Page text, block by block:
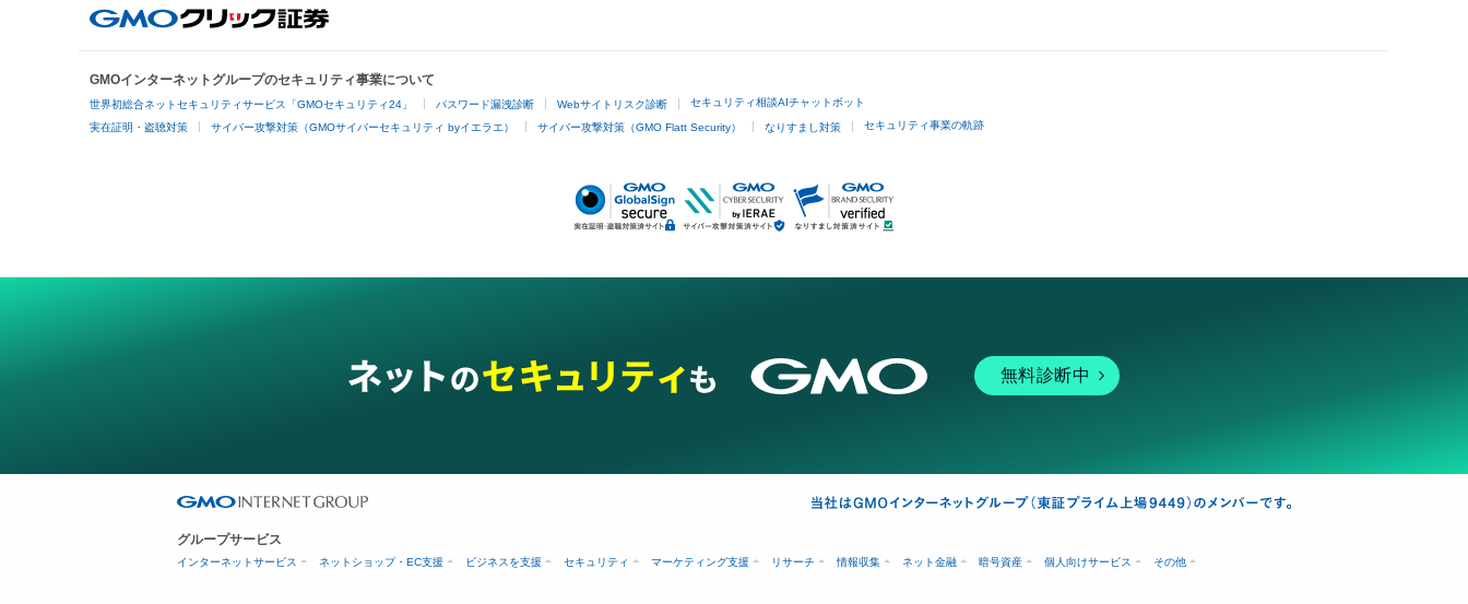
GMOインターネットグループのセキュリティ事業について
世界初総合ネットセキュリティサービス「GMOセキュリティ24」 パスワード漏洩診断 Webサイトリスク診断 セキュリティ相談AIチャットボット
実在証明・盗聴対策 サイバー攻撃対策（GMOサイバーセキュリティ byイエラエ） サイバー攻撃対策（GMO Flatt Security） なりすまし対策 セキュリティ事業の軌跡
無料診断中
グループサービス
インターネットサービス ネットショップ・EC支援 ビジネスを支援 セキュリティ マーケティング支援 リサーチ 情報収集 ネット金融 暗号資産 個人向けサービス その他